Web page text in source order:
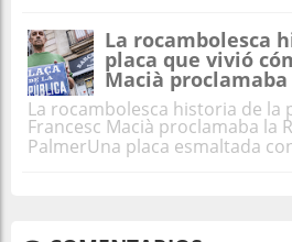
La rocambolesca
placa que vivió
Macià
La rocambolesca historia de la
Francesc Macià proclamaba la
PalmerUna placa esmaltada